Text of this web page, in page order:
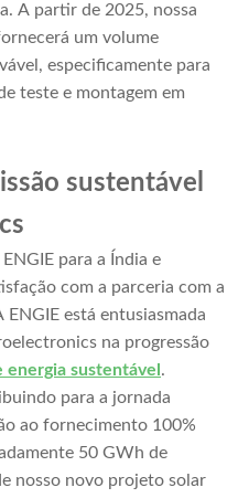
A partir de 2025, nossa
um volume
especificamente para
teste e montagem em
sustentável
para a Índia e
com a parceria com a
está entusiasmada
na progressão
energia sustentável .
para a jornada
ao fornecimento 100%
50 GWh de
nosso novo projeto solar